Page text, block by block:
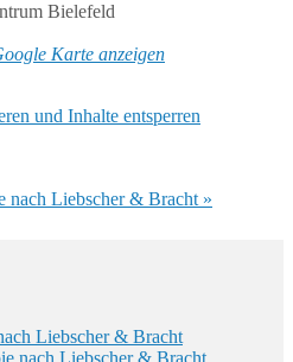
Bielefeld
Karte anzeigen
und Inhalte entsperren
nach Liebscher & Bracht »
Liebscher & Bracht
nach Liebscher & Bracht